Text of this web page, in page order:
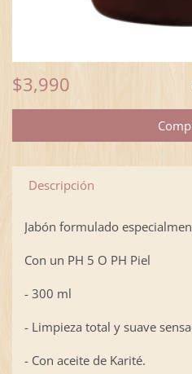
$3,990
Descripción
Jabón formulado
Con un PH 5 O PH Piel
- 300 ml
- Limpieza total y suave
- Con aceite de Karité.